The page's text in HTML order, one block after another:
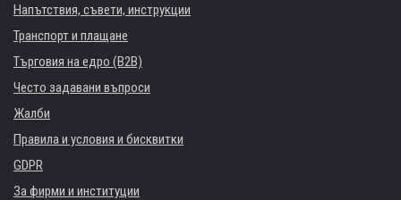
Напътствия, съвети, инструкции
Транспорт и плащане
Търговия на едро (B2B)
Често задавани въпроси
Жалби
Правила и условия и бисквитки
GDPR
За фирми и институции